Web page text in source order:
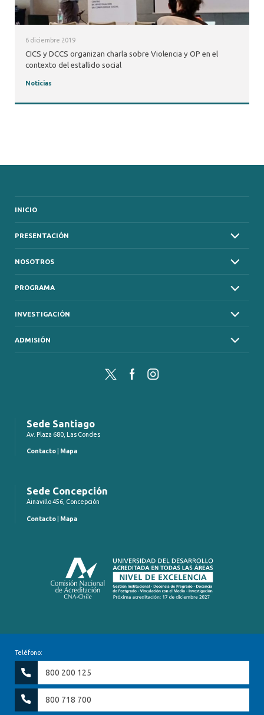
6 diciembre 2019
CICS y DCCS organizan charla sobre Violencia y OP en el
contexto del estallido social
Noticias
INICIO
PRESENTACIÓN
NOSOTROS
PROGRAMA
INVESTIGACIÓN
ADMISIÓN
Twitter FacebookInstagram
Sede Santiago
Av. Plaza 680, Las Condes
Contacto Mapa
Sede Concepción
Ainavillo 456, Concepción
Contacto Mapa
Teléfono:
800 200 125
800 718 700